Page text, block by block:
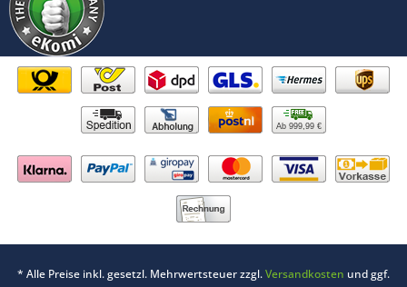
Ab 999,99 €
* Alle Preise inkl. gesetzl. Mehrwertsteuer zzgl.Versandkosten und ggf.